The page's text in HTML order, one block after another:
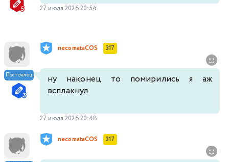
27 июля 2026 20:54
Постоялец
necomataCOS 317
ну наконец то помирились я аж
всплакнул
27 июля 2026 20:48
necomataCOS 317